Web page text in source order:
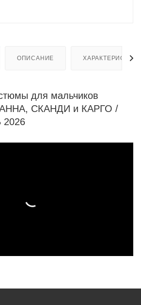
ОПИСАНИЕ
для мальчиков
СКАНДИ и КАРГО /